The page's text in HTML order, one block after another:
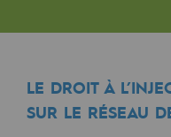
Captage de
LE DROIT À
SUR LE RÉSEAU